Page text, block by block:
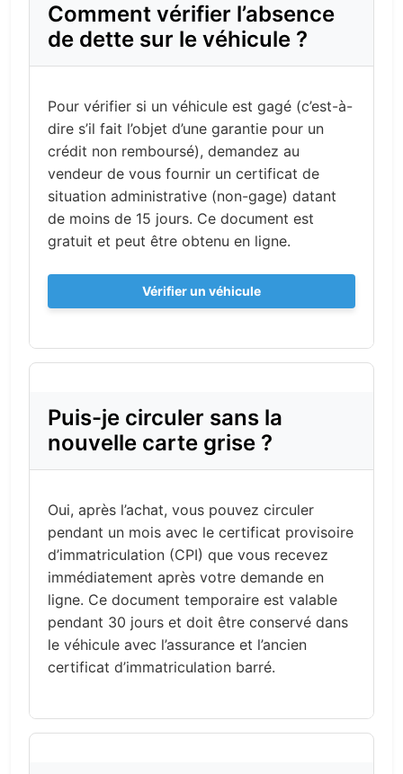
Comment vérifier l’absence
de dette sur le véhicule ?
Pour vérifier si un véhicule est gagé (c’est-à-
dire s’il fait l’objet d’une garantie pour un
crédit non remboursé), demandez au
vendeur de vous fournir un certificat de
situation administrative (non-gage) datant
de moins de 15 jours. Ce document est
gratuit et peut être obtenu en ligne.
Vérifier un véhicule
Puis-je circuler sans la
nouvelle carte grise ?
Oui, après l’achat, vous pouvez circuler
pendant un mois avec le certificat provisoire
d’immatriculation (CPI) que vous recevez
immédiatement après votre demande en
ligne. Ce document temporaire est valable
pendant 30 jours et doit être conservé dans
le véhicule avec l’assurance et l’ancien
certificat d’immatriculation barré.